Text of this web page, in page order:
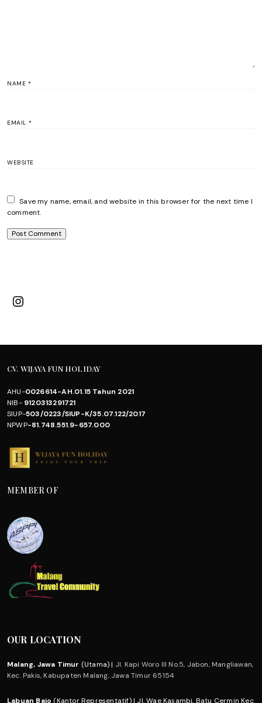
NAME *
EMAIL *
WEBSITE
Save my name, email, and website in this browser for the next time I
comment.
Instagram
CV. WIJAYA FUN HOLIDAY
AHU-0026614-AH.01.15 Tahun 2021
NIB-9120313291721
SIUP-503/0223/SIUP-K/35.07.122/2017
NPWP-81.748.551.9-657.000
MEMBER OF
OUR LOCATION
Malang, Jawa Timur (Utama) | Jl. Kapi Woro III No.5, Jabon, Mangliawan,
Kec. Pakis, Kabupaten Malang, Jawa Timur 65154
Labuan Bajo (Kantor Representatif) | Jl. Wae Kasambi, Batu Cermin Kec.